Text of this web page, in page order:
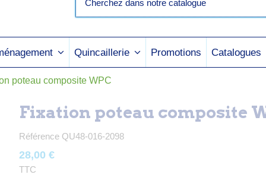
Quincaillerie Promotions Catalogues
poteau composite WPC
Fixation poteau composite
Référence QU48-016-2098
28,00 €
TTC